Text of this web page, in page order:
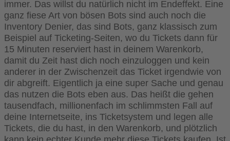
immer. Das willst du natürlich nicht im Endeffekt. Eine
ganz fiese Art von bösen Bots sind auch noch die
Inventory Denier, das sind Bots, ganz klassisch zum
Beispiel auf Ticketing-Seiten, wo du Tickets dann für
15 Minuten reserviert hast in deinem Warenkorb,
damit du Zeit hast dich noch einzuloggen und kein
anderer in der Zwischenzeit das Ticket irgendwie von
dir abgreift. Eigentlich ja eine super Sache und genau
das nutzen die Bots eben aus. Das heißt die gehen
tausendfach, millionenfach im schlimmsten Fall auf
deine Internetseite, ins Ticketsystem und legen alle
Tickets, die du hast, in den Warenkorb, und plötzlich